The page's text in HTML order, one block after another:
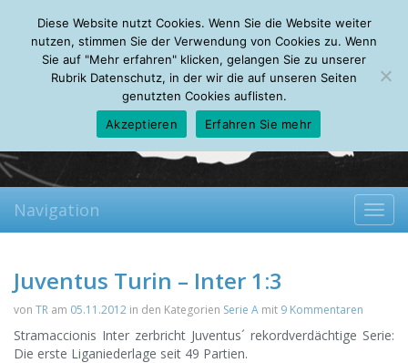
Sunday, 09.08.2026
Mein Account
About Autoren Leseempfehlungen FAQ
Navigation
Juventus Turin – Inter 1:3
von TR am 05.11.2012 in den Kategorien Serie A mit 9 Kommentaren
Stramaccionis Inter zerbricht Juventus´ rekordverdächtige Serie:
Die erste Liganiederlage seit 49 Partien.
Diese Website nutzt Cookies. Wenn Sie die Website weiter
nutzen, stimmen Sie der Verwendung von Cookies zu. Wenn
Sie auf "Mehr erfahren" klicken, gelangen Sie zu unserer
Rubrik Datenschutz, in der wir die auf unseren Seiten
genutzten Cookies auflisten.
Akzeptieren
Erfahren Sie mehr